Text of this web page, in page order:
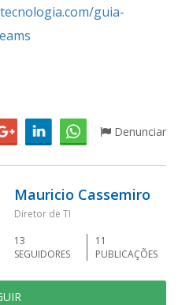
guia-
Denunciar
Mauricio Cassemiro
Diretor de TI
13
SEGUIDORES
11
PUBLICAÇÕES